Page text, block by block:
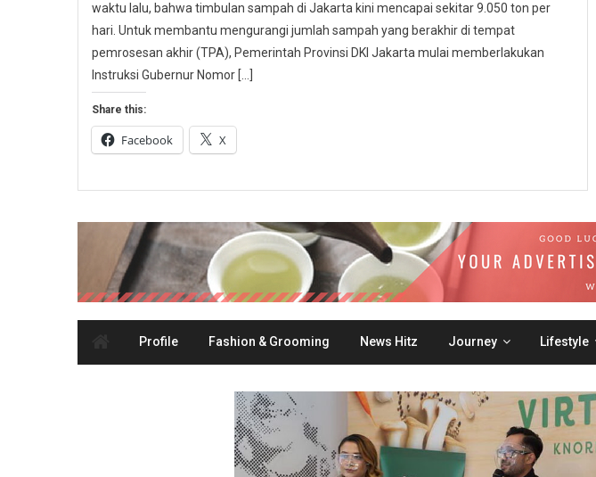
waktu lalu, bahwa timbulan sampah di Jakarta kini mencapai sekitar 9.050 ton per
hari. Untuk membantu mengurangi jumlah sampah yang berakhir di tempat
pemrosesan akhir (TPA), Pemerintah Provinsi DKI Jakarta mulai memberlakukan
Instruksi Gubernur Nomor […]
Share this:
Facebook X
Profile Fashion & Grooming News Hitz Journey Lifestyle